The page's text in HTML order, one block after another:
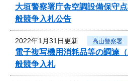
大垣警察署庁舎空調設備保守
般競争入札公告
2022年1月31日更新 高山警察署
電子複写機用消耗品等の調達
般競争入札